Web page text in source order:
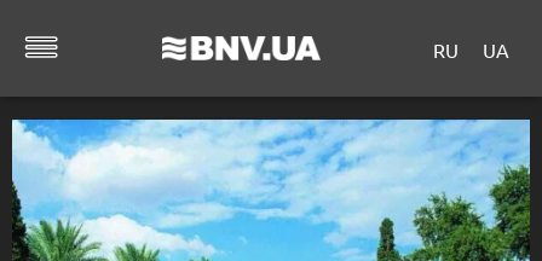
RU UA